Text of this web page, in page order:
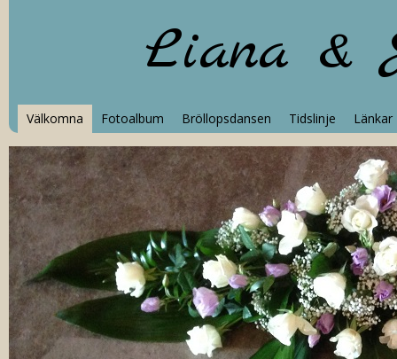
Liana &
Välkomna Fotoalbum Bröllopsdansen Tidslinje Länkar